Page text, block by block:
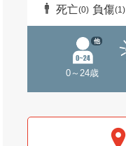
死亡(0) 負傷(1)
0～24歳
他